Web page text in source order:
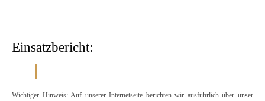
Einsatzbericht:
Wichtiger Hinweis: Auf unserer Internetseite berichten wir ausführlich über unser